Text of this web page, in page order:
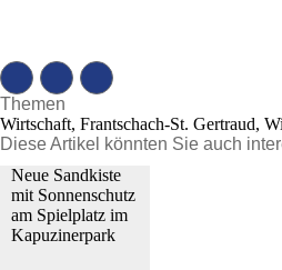
Themen
Wirtschaft, Frantschach-St. Gertraud,
Diese Artikel könnten Sie auch
Neue Sandkiste
mit Sonnenschutz
am Spielplatz im
Kapuzinerpark